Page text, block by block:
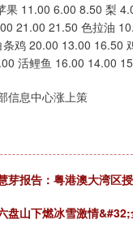
果 11.00 6.00 8.50 梨
21.00 21.50 色拉油
鸡 20.00 13.00 16.50
活鲤鱼 16.00 14.00
信息中心涨上策
芽报告：粤港澳大湾区
盘山下燃冰雪激情